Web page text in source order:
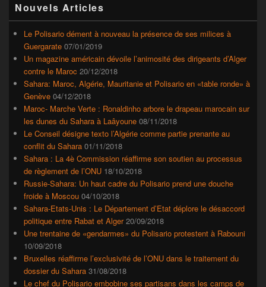
principale
de
widget
barre
latérale
Nouvels Articles
Le Polisario dément à nouveau la présence de ses milices à
Guergarate 07/01/2019
Un magazine américain dévoile l’animosité des dirigeants d’Alger
contre le Maroc 20/12/2018
Sahara: Maroc, Algérie, Mauritanie et Polisario en «table ronde» à
Genève 04/12/2018
Maroc- Marche Verte : Ronaldinho arbore le drapeau marocain sur
les dunes du Sahara à Laâyoune 08/11/2018
Le Conseil désigne texto l’Algérie comme partie prenante au
conflit du Sahara 01/11/2018
Sahara : La 4è Commission réaffirme son soutien au processus
de règlement de l’ONU 18/10/2018
Russie-Sahara: Un haut cadre du Polisario prend une douche
froide à Moscou 04/10/2018
Sahara-Etats-Unis : Le Département d’Etat déplore le désaccord
politique entre Rabat et Alger 20/09/2018
Une trentaine de «gendarmes» du Polisario protestent à Rabouni
10/09/2018
Bruxelles réaffirme l’exclusivité de l’ONU dans le traitement du
dossier du Sahara 31/08/2018
Le chef du Polisario embobine ses partisans dans les camps de